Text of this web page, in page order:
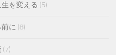
を変える (5)
に (8)
(7)